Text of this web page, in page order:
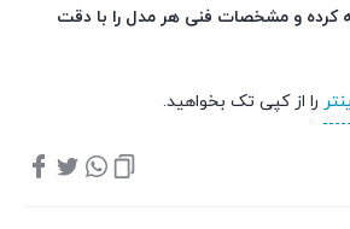
کرده و مشخصات فنی هر مدل را با دقت
را از کپی تک بخواهید.